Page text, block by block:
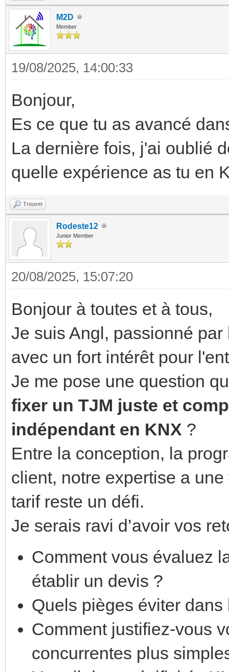
M2D
Member
19/08/2025, 14:00:33
Bonjour,
Es ce que tu as avancé
La dernière fois, j'ai oublié
quelle expérience as tu en
Trouver
Rodeste12
Junior Member
20/08/2025, 15:07:20
Bonjour à toutes et à tous,
Je suis Angl, passionné
avec un fort intérêt pour
Je me pose une question
fixer un TJM juste et
indépendant en KNX ?
Entre la conception, la
client, notre expertise a
tarif reste un défi.
Je serais ravi d’avoir vos
Comment vous évaluez
établir un devis ?
Quels pièges éviter
Comment justifiez-vous
concurrentes plus